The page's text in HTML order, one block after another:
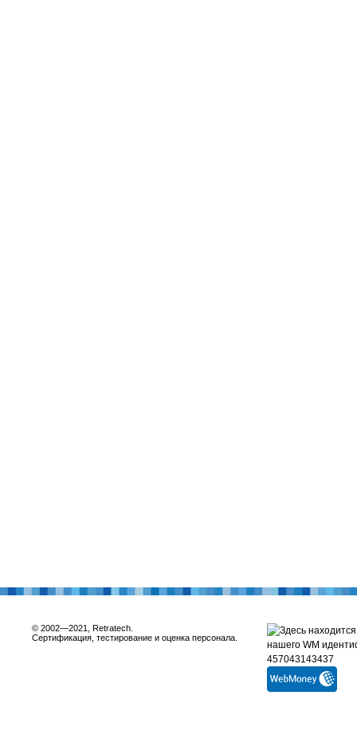
© 2002—2021, Retratech.
Сертификация, тестирование и оценка персонала.